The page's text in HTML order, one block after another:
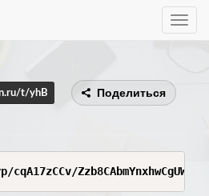
Toggle
t/yhB Поделиться